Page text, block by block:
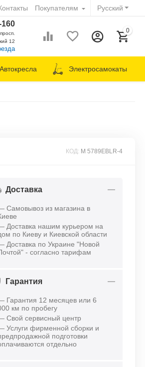
Русский
Покупателям
160
12
0
Автокресла Электросамокаты
КОД: M 5789EBLR-4
Доставка
Самовывоз из магазина в
Доставка нашим курьером на
по Киеву и Киевской области
Доставка по Украине "Новой
- согласно тарифам
Гарантия
Гарантия 12 месяцев или 6
км по пробегу
Свой сервисный центр
Услуги фирменной сборки и
подготовки
отдельно